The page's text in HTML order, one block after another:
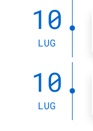
10
LUG
10
LUG